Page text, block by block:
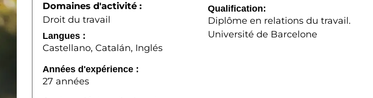
Domaines d'activité :
Droit du travail
Langues :
Castellano, Catalán, Inglés
Années d'expérience :
27 années
Qualification:
Diplôme en relations du travail.
Université de Barcelone